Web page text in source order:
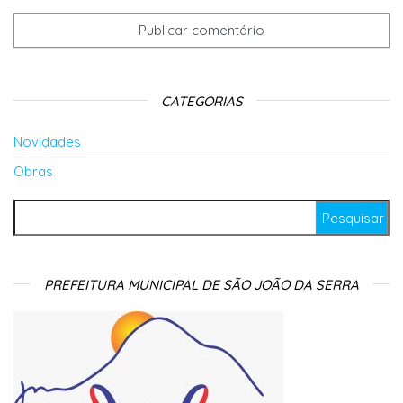
CATEGORIAS
Novidades
Obras
PREFEITURA MUNICIPAL DE SÃO JOÃO DA SERRA